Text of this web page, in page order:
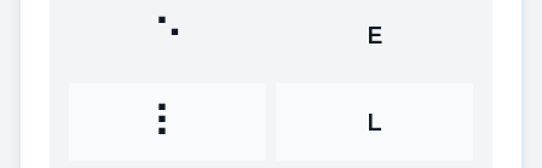
⠑ E
⠇ L